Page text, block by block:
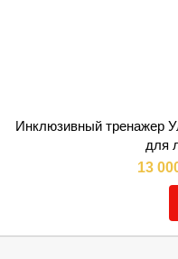
Инклюзивный тренажер
для
13